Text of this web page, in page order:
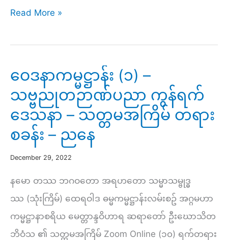
ဘဝ
မှ
ရာ
သို့
လမ်းပြ
တရား
(၈)
သတ္တမ
အကြိမ်
တရား
Read More »
ဝေဒနာကမ္မဋ္ဌာန်း (၁) –
သဗ္ဗညုတဉာဏ်ပညာ ကွန်ရက်
ဒေသနာ – သတ္တမအကြိမ် တရား
စခန်း – ညနေ
December 29, 2022
နမော တဿ ဘဂဝတော အရဟတော သမ္မာသမ္ဗုဒ္ဓ
ဿ (သုံးကြိမ်) ထေရဝါဒ ဓမ္မကမ္မဋ္ဌာန်းလမ်းစဥ် အဂ္ဂမဟာ
ကမ္မဋ္ဌာနာစရိယ မေတ္တာန္ဒဝိဟာရ ဆရာတော် ဦးဃောသိတ
ဘိဝံသ ၏ သတ္တမအကြိမ် Zoom Online (၁၀) ရက်တရား